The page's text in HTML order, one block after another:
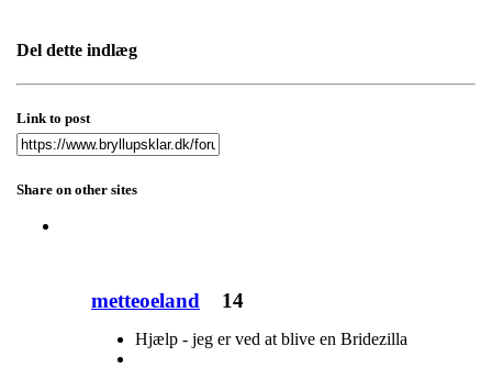
Del dette indlæg
Link to post
Share on other sites
metteoeland 14
Hjælp - jeg er ved at blive en Bridezilla